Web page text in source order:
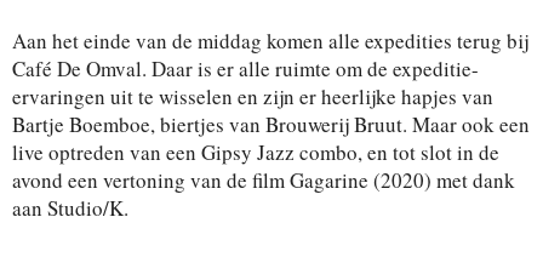
Aan het einde van de middag komen alle expedities terug bij
Café De Omval. Daar is er alle ruimte om de expeditie-
ervaringen uit te wisselen en zijn er heerlijke hapjes van
Bartje Boemboe, biertjes van Brouwerij Bruut. Maar ook een
live optreden van een Gipsy Jazz combo, en tot slot in de
avond een vertoning van de film Gagarine (2020) met dank
aan Studio/K.